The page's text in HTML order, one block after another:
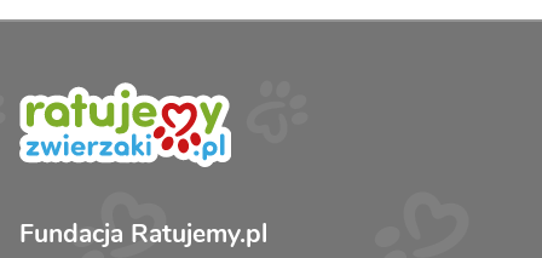
Fundacja Ratujemy.pl